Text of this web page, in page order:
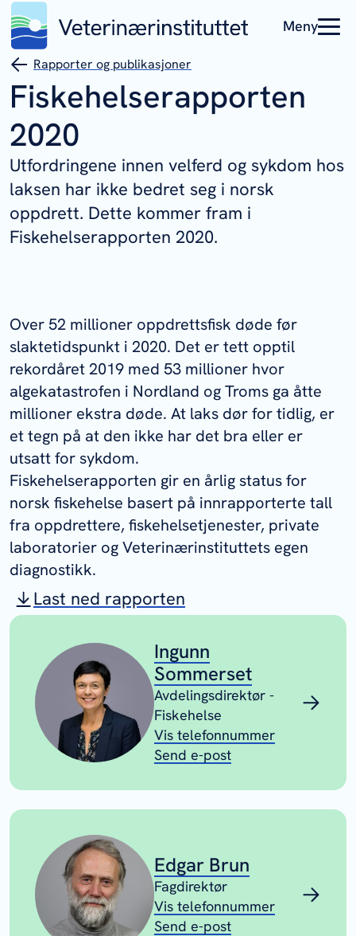
Meny
Rapporter og publikasjoner
Fiskehelserapporten
2020
Utfordringene innen velferd og sykdom hos
laksen har ikke bedret seg i norsk
oppdrett. Dette kommer fram i
Fiskehelserapporten 2020.
Over 52 millioner oppdrettsfisk døde før
slaktetidspunkt i 2020. Det er tett opptil
rekordåret 2019 med 53 millioner hvor
algekatastrofen i Nordland og Troms ga åtte
millioner ekstra døde. At laks dør for tidlig, er
et tegn på at den ikke har det bra eller er
utsatt for sykdom.
Fiskehelserapporten gir en årlig status for
norsk fiskehelse basert på innrapporterte tall
fra oppdrettere, fiskehelsetjenester, private
laboratorier og Veterinærinstituttets egen
diagnostikk.
Last ned rapporten
Ingunn
Sommerset
Avdelingsdirektør -
Fiskehelse
Vis telefonnummer
Send e-post
Edgar Brun
Fagdirektør
Vis telefonnummer
Send e-post